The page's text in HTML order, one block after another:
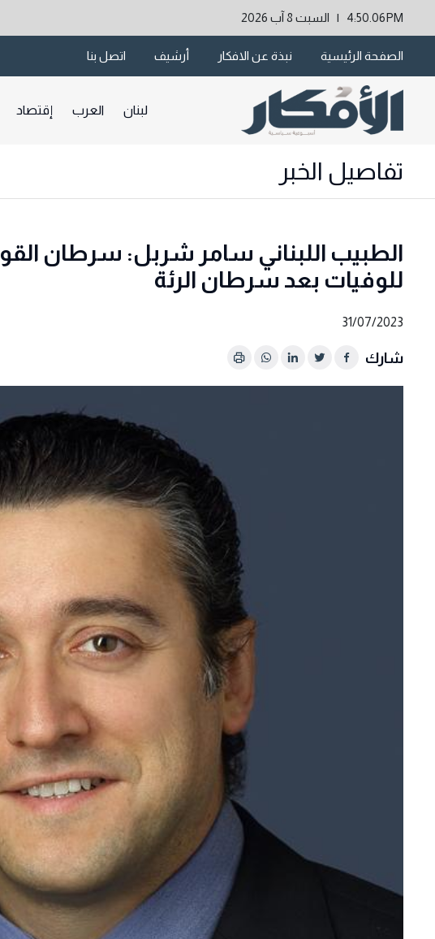
4:50.06PM | السبت 8 آب 2026
الصفحة الرئيسية نبذة عن الافكار أرشيف اتصل بنا
لبنان العرب إقتصاد
تفاصيل الخبر
الطبيب اللبناني سامر شربل: سرطان
للوفيات بعد سرطان الرئة
31/07/2023
شارك